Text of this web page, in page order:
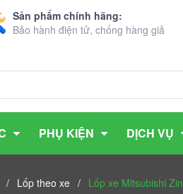
Sản phẩm chính hãng:
Bảo hành điện tử, chống hàng giả
PHỤ KIỆN DỊCH VỤ
/ Lốp theo xe / Lốp xe Mitsubishi